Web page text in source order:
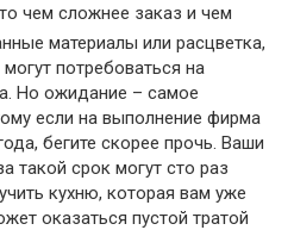
чем сложнее заказ и чем
материалы или расцветка,
потребоваться на
Но ожидание – самое
если на выполнение фирма
бегите скорее прочь. Ваши
такой срок могут сто раз
кухню, которая вам уже
оказаться пустой тратой